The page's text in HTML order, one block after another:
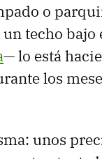
o
techo
— lo está
los
unos